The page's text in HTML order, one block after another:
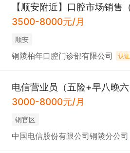
3500-8000元/月
顺安
铜陵柏年口腔门诊部有限公司 认证
电信营业员（五险+早八晚六
3000-8000元/月
铜官区
中国电信股份有限公司铜陵分公司